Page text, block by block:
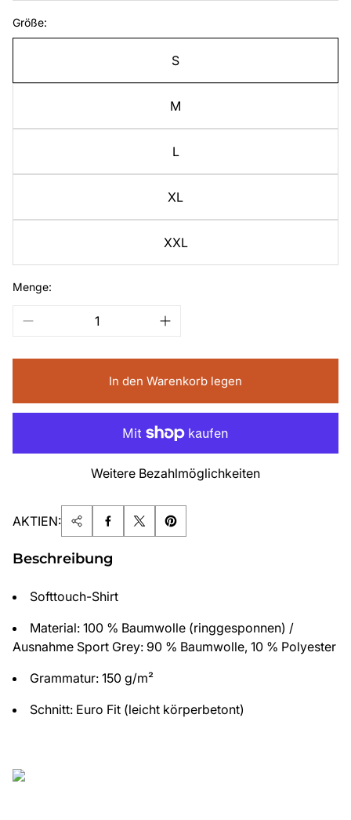
Größe:
S
M
L
XL
XXL
Menge:
In den Warenkorb legen
Weitere Bezahlmöglichkeiten
AKTIEN:
Beschreibung
Softtouch-Shirt
Material: 100 % Baumwolle (ringgesponnen) /
Ausnahme Sport Grey: 90 % Baumwolle, 10 % Polyester
Grammatur: 150 g/m²
Schnitt: Euro Fit (leicht körperbetont)